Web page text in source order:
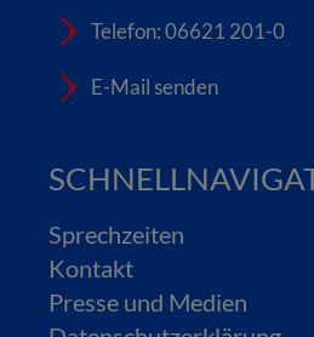
Telefon: 06621 201-0
E-Mail senden
Sprechzeiten
Kontakt
Presse und Medien